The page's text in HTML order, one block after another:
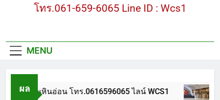
บทความ : การดูแลรักษาพื้นหินขัด
โทร.061-659-6065 Line ID : Wcs1
MENU
ผล
ขัดพื้นหินอ่อน โทร.0616596065 ไลน์ WCS1